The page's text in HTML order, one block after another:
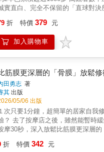
實直白、完全不保留的「直球對
們說要做什麼事來保護血管，免於30年後的大災難，這件事已經印證在罹患糖尿病的父親身上！如果當年就
師告訴我們這些重點多好&hellip;&hellip;」 「真是功德無量！竟然可以把腎衰竭的關鍵講得如此透徹，還好我
始低蛋白低磷低鉀低鹽的限制飲
人口將近10萬人，但有超過200萬人處在慢性腎衰竭的階段，盛行率大約是11.9%，每9個人口就有1個是慢性腎衰竭。 從慢性
衰竭到洗腎大約會經過25-30年的
關疾病的知識不足、長期做了許多傷害腎
的結果。 當醫師越資深，就越容
，包含最有價值的「救腎8堂課」、獨創的「10大關鍵排行榜」系列、1分鐘洗腎小教室等，從傷腎、護腎、保健食品、
物、生活習慣，一直講到飲食問
聖經」 《你可能還不知道》 1.腎臟的問題很少會造成腰酸背痛。 2.高血壓沒那麼簡單，它是一個很恐怖的老化疾病，我看到的跟你看
的不一樣。 3.在空污的環境中，
提早執行腎臟病飲食，當成在保
折 特價 379 元
加入購物車
筋膜更深層的「骨膜」放鬆
田勇志 著
其 出版
05/06 出版
次只要1分鐘，超簡單的居家自我修復
？ 去了按摩店之後，雖然能暫時緩解疼痛與發
摩30秒，深入放鬆比筋膜更深層的「骨膜」， 再伸
美麗的人生吧！ ★ 「骨膜放鬆修復術」3大重點 POINT 1 &gt;&gt;&gt; 找到疼痛點，按壓至骨頭處30秒 POINT 2 &gt;&gt;&gt; 將注意力
折 特價 342 元